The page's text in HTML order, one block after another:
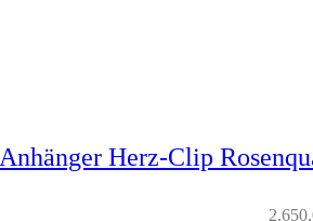
Anhänger Herz-Clip